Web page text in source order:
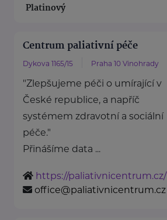
Platinový
Centrum paliativní péče
Dykova 1165/15 Praha 10 Vinohrady
"Zlepšujeme péči o umírající v
České republice, a napříč
systémem zdravotní a sociální
péče."
Přinášíme data ...
https://paliativnicentrum.cz/
office@paliativnicentrum.cz